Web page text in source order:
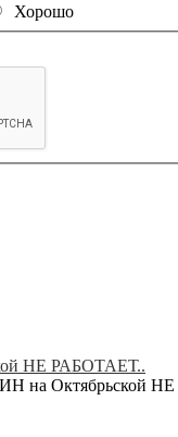
Хорошо
НЕ РАБОТАЕТ..
на Октябрьской НЕ